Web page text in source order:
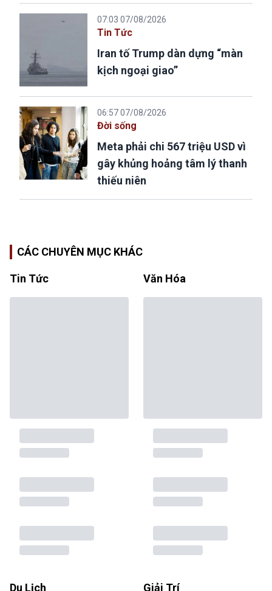
07:03 07/08/2026
Tin Tức
Iran tố Trump dàn dựng “màn
kịch ngoại giao”
06:57 07/08/2026
Đời sống
Meta phải chi 567 triệu USD vì
gây khủng hoảng tâm lý thanh
thiếu niên
CÁC CHUYÊN MỤC KHÁC
Tin Tức Văn Hóa
Du Lịch Giải Trí